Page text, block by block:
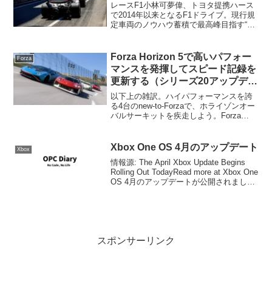
レースF1小林可夢偉、トヨタ提携ハース
で2014年以来となるF1ドライブ。現行規
定車両のノウハウ蓄積で最高峰目指す“後
だけ早くドライバーを欧州に送り出して
海外適正があ...
Forza
Forza Horizon 5で高いパフォー
マンスを発揮してスピード記録を
更新する（シリーズ20アップデー
ト） #ForzaHorizon5
以下上の雑訳。ハイパフォーマンスを誇
る4台のnew-to-Forzaで、ホライゾンオー
バルサーキットを疾走しよう。Forza
す。つまり、速いクルマ、新しく常設
Xbox Xbox One OS 4月のアップデート
情報源: The April Xbox Update Begins
Rolling Out TodayRead more at Xbox One
OS 4月のアップデートが公開されまし
スポンサーリンク